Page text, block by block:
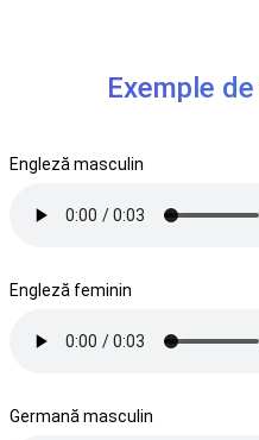
Exemple
Engleză masculin
Engleză feminin
Germană masculin